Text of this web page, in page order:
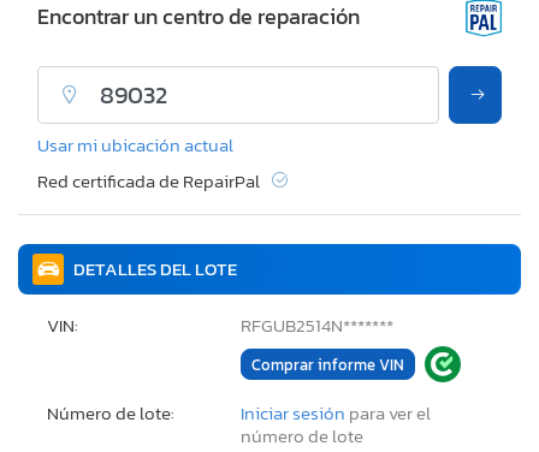
DETALLES DEL LOTE
VIN: RFGUB2514N*******
Comprar informe VIN
Número de lote: Iniciar sesión para ver el
número de lote
Encontrar un centro de reparación
Usar mi ubicación actual
Red certificada de RepairPal